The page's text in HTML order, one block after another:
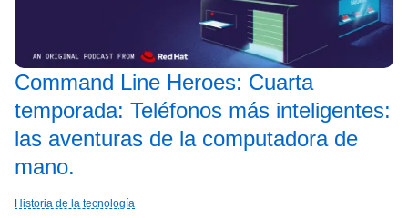
Command Line Heroes: Cuarta
temporada: Teléfonos más inteligentes:
las aventuras de la computadora de
mano.
Historia de la tecnología